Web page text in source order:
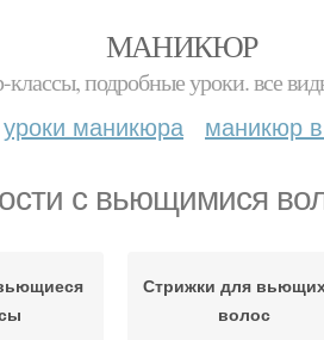
МАНИКЮР
подробные уроки. все
уроки маникюра маникюр
с вьющимися
Стрижки для
волос